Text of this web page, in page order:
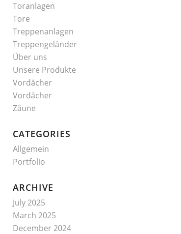
Toranlagen
Tore
Treppenanlagen
Treppengeländer
Über uns
Unsere Produkte
Vordächer
Vordächer
Zäune
CATEGORIES
Allgemein
Portfolio
ARCHIVE
July 2025
March 2025
December 2024